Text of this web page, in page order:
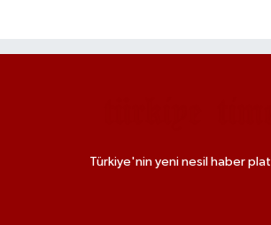
Türkiye'nin yeni nesil haber